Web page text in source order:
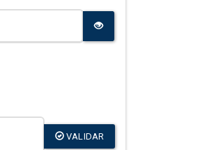
VALIDAR